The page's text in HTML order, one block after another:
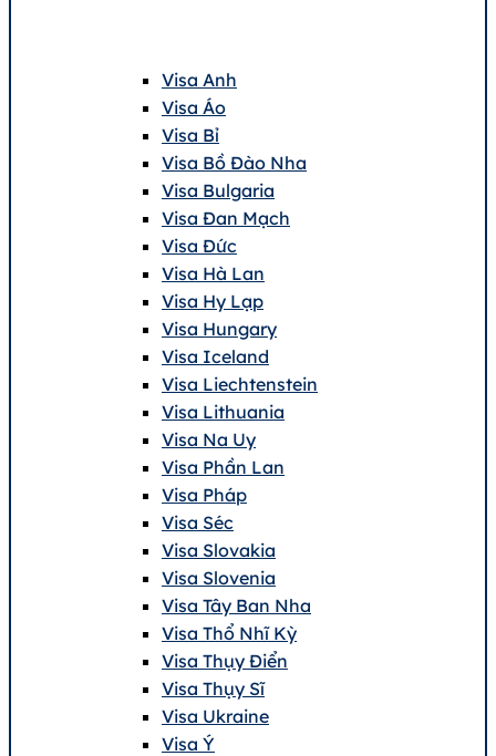
Visa Anh
Visa Áo
Visa Bỉ
Visa Bồ Đào Nha
Visa Bulgaria
Visa Đan Mạch
Visa Đức
Visa Hà Lan
Visa Hy Lạp
Visa Hungary
Visa Iceland
Visa Liechtenstein
Visa Lithuania
Visa Na Uy
Visa Phần Lan
Visa Pháp
Visa Séc
Visa Slovakia
Visa Slovenia
Visa Tây Ban Nha
Visa Thổ Nhĩ Kỳ
Visa Thụy Điển
Visa Thụy Sĩ
Visa Ukraine
Visa Ý